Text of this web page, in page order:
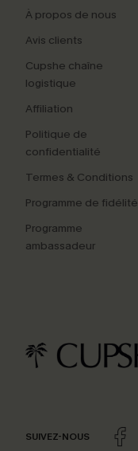
À propos de nous
Avis clients
Cupshe chaîne
logistique
Affiliation
Politique de
confidentialité
Termes & Conditions
Programme de fidélité
Programme
ambassadeur
SUIVEZ-NOUS